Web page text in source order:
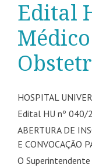
Edital
HOSPITAL
Edital HU nº 040/
ABERTURA DE
E CONVOCAÇÃO
O